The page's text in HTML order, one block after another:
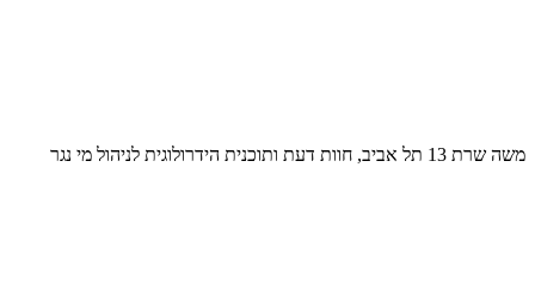
משה שרת 13 תל אביב, חוות דעת ותוכנית הידרולוגית לניהול מי נגר